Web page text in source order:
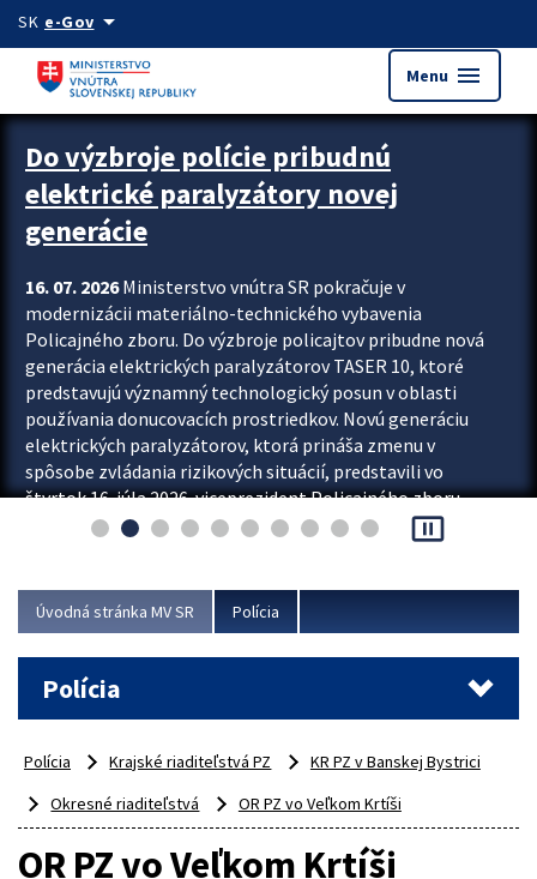
Preskocit na hlavný obsah
SK e-Govarrow_drop_down
Menu menu
Zastavit automatický posun upútavok
Do výzbroje polície pribudnú
elektrické paralyzátory novej
generácie
16. 07. 2026Ministerstvo vnútra SR pokračuje v
modernizácii materiálno-technického vybavenia
Policajného zboru. Do výzbroje policajtov pribudne nová
generácia elektrických paralyzátorov TASER 10, ktoré
predstavujú významný technologický posun v oblasti
používania donucovacích prostriedkov. Novú generáciu
elektrických paralyzátorov, ktorá prináša zmenu v
spôsobe zvládania rizikových situácií, predstavili vo
štvrtok 16. júla 2026 viceprezident Policajného zboru
Rastislav Polakovič a riaditeľ odboru výcviku...
pause_presentation
Úvodná stránka MV SR Polícia
Polícia
Polícia Krajské riaditeľstvá PZ
KR PZ v Banskej Bystrici
Okresné riaditeľstvá
OR PZ vo Veľkom Krtíši
OR PZ vo Veľkom Krtíši